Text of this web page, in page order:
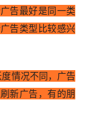
告最好是同一类
告类型比较感兴
情况不同，广告
新广告，有的朋